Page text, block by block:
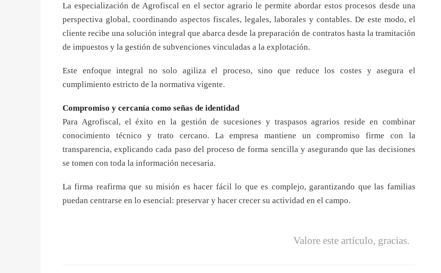
La especialización de Agrofiscal en el sector agrario le permite abordar estos procesos desde una
perspectiva global, coordinando aspectos fiscales, legales, laborales y contables. De este modo, el
cliente recibe una solución integral que abarca desde la preparación de contratos hasta la tramitación
de impuestos y la gestión de subvenciones vinculadas a la explotación.
Este enfoque integral no solo agiliza el proceso, sino que reduce los costes y asegura el
cumplimiento estricto de la normativa vigente.
Compromiso y cercanía como señas de identidad
Para Agrofiscal, el éxito en la gestión de sucesiones y traspasos agrarios reside en combinar
conocimiento técnico y trato cercano. La empresa mantiene un compromiso firme con la
transparencia, explicando cada paso del proceso de forma sencilla y asegurando que las decisiones
se tomen con toda la información necesaria.
La firma reafirma que su misión es hacer fácil lo que es complejo, garantizando que las familias
puedan centrarse en lo esencial: preservar y hacer crecer su actividad en el campo.
Valore este artículo, gracias.